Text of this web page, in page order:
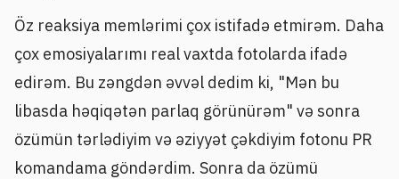
Öz reaksiya memlərimi çox istifadə etmirəm. Daha
çox emosiyalarımı real vaxtda fotolarda ifadə
edirəm. Bu zəngdən əvvəl dedim ki, "Mən bu
libasda həqiqətən parlaq görünürəm" və sonra
özümün tərlədiyim və əziyyət çəkdiyim fotonu PR
komandama göndərdim. Sonra da özümü